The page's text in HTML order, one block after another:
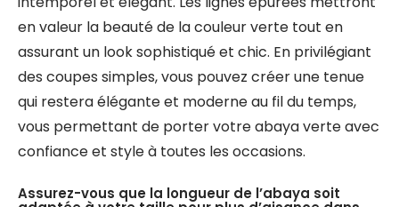
en valeur la beauté de la couleur verte tout en
assurant un look sophistiqué et chic. En privilégiant
des coupes simples, vous pouvez créer une tenue
qui restera élégante et moderne au fil du temps,
vous permettant de porter votre abaya verte avec
confiance et style à toutes les occasions.
Assurez-vous que la longueur de l’abaya soit